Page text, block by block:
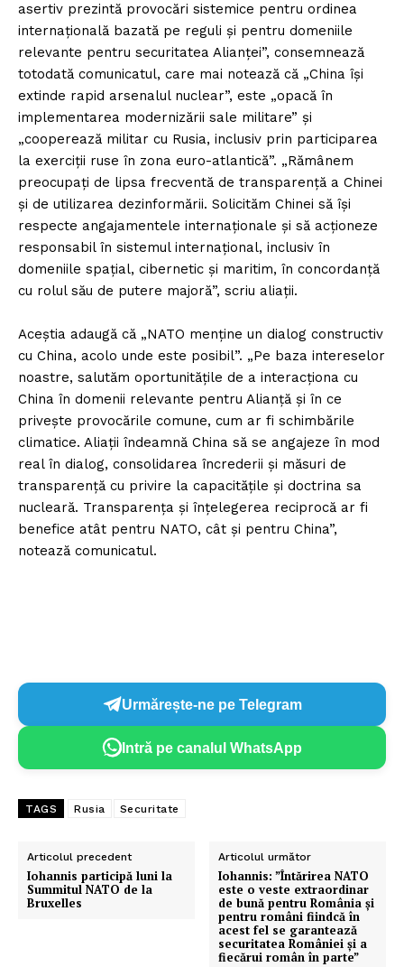
asertiv prezintă provocări sistemice pentru ordinea
internaţională bazată pe reguli şi pentru domeniile
relevante pentru securitatea Alianţei”, consemnează
totodată comunicatul, care mai notează că „China îşi
extinde rapid arsenalul nuclear”, este „opacă în
implementarea modernizării sale militare” şi
„cooperează militar cu Rusia, inclusiv prin participarea
la exerciţii ruse în zona euro-atlantică”. „Rămânem
preocupaţi de lipsa frecventă de transparenţă a Chinei
şi de utilizarea dezinformării. Solicităm Chinei să îşi
respecte angajamentele internaţionale şi să acţioneze
responsabil în sistemul internaţional, inclusiv în
domeniile spaţial, cibernetic şi maritim, în concordanţă
cu rolul său de putere majoră”, scriu aliaţii.
Aceştia adaugă că „NATO menţine un dialog constructiv
cu China, acolo unde este posibil”. „Pe baza intereselor
noastre, salutăm oportunităţile de a interacţiona cu
China în domenii relevante pentru Alianţă şi în ce
priveşte provocările comune, cum ar fi schimbările
climatice. Aliaţii îndeamnă China să se angajeze în mod
real în dialog, consolidarea încrederii şi măsuri de
transparenţă cu privire la capacităţile şi doctrina sa
nucleară. Transparenţa şi înţelegerea reciprocă ar fi
benefice atât pentru NATO, cât şi pentru China”,
notează comunicatul.
Urmărește-ne pe Telegram
Intră pe canalul WhatsApp
TAGS Rusia Securitate
Articolul precedent
Iohannis participă luni la
Summitul NATO de la
Bruxelles
Articolul următor
Iohannis: ”Întărirea NATO
este o veste extraordinar
de bună pentru România şi
pentru români fiindcă în
acest fel se garantează
securitatea României şi a
fiecărui român în parte”